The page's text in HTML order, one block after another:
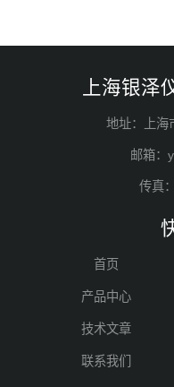
上海银泽
地址：上海
邮箱：
传真
首页
产品中心
技术文章
联系我们